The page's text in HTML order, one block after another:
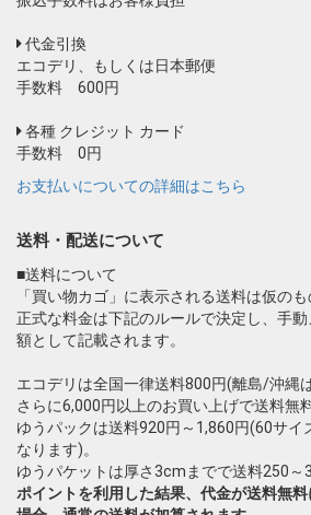
代金引換
エコデリ、もしくは日本郵便
手数料 600円
各種 クレジット カード
手数料 0円
お支払いについての詳細はこちら
送料・配送について
■送料について
「買い物カゴ」に表示される送料は仮のも
正式な料金は下記のルールで決定し、手
額として記載されます。
エコデリは全国一律送料800円(離島/沖縄
さらに6,000円以上のお買い上げで送料無
ゆうパックは送料920円～1,860円(60サイ
なります)。
ゆうパケットは厚さ3cmまでで送料250～
ポイントを利用した結果、代金が送料無